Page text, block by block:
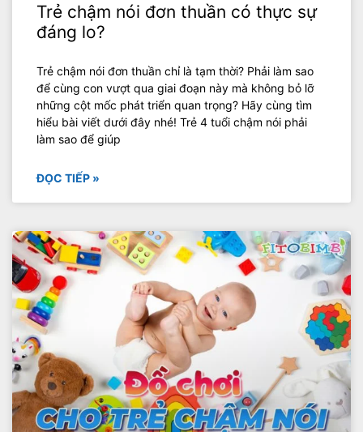
Trẻ chậm nói đơn thuần có thực sự
đáng lo?
Trẻ chậm nói đơn thuần chỉ là tạm thời? Phải làm sao
để cùng con vượt qua giai đoạn này mà không bỏ lỡ
những cột mốc phát triển quan trọng? Hãy cùng tìm
hiểu bài viết dưới đây nhé! Trẻ 4 tuổi chậm nói phải
làm sao để giúp
ĐỌC TIẾP »